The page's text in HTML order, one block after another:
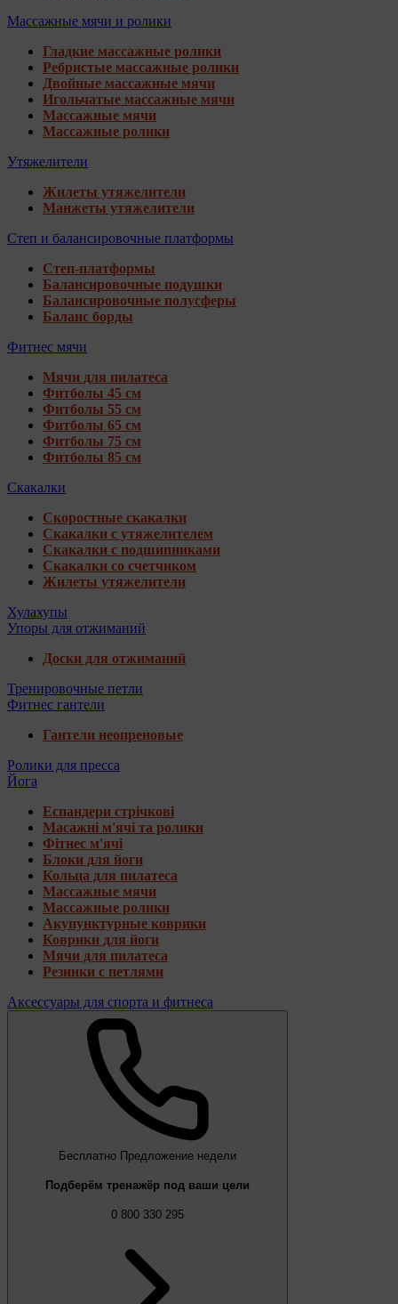
Массажные мячи и ролики
Гладкие массажные ролики
Ребристые массажные ролики
Двойные массажные мячи
Игольчатые массажные мячи
Массажные мячи
Массажные ролики
Утяжелители
Жилеты утяжелители
Манжеты утяжелители
Степ и балансировочные платформы
Степ-платформы
Балансировочные подушки
Балансировочные полусферы
Баланс борды
Фитнес мячи
Мячи для пилатеса
Фитболы 45 см
Фитболы 55 см
Фитболы 65 см
Фитболы 75 см
Фитболы 85 см
Скакалки
Скоростные скакалки
Скакалки с утяжелителем
Скакалки с подшипниками
Скакалки со счетчиком
Жилеты утяжелители
Хулахупы
Упоры для отжиманий
Доски для отжиманий
Тренировочные петли
Фитнес гантели
Гантели неопреновые
Ролики для пресса
Йога
Еспандери стрічкові
Масажні м'ячі та ролики
Фітнес м'ячі
Блоки для йоги
Кольца для пилатеса
Массажные мячи
Массажные ролики
Акупунктурные коврики
Коврики для йоги
Мячи для пилатеса
Резинки с петлями
Аксессуары для спорта и фитнеса
Бесплатно Предложение недели
Подберём тренажёр под ваши цели
0 800 330 295